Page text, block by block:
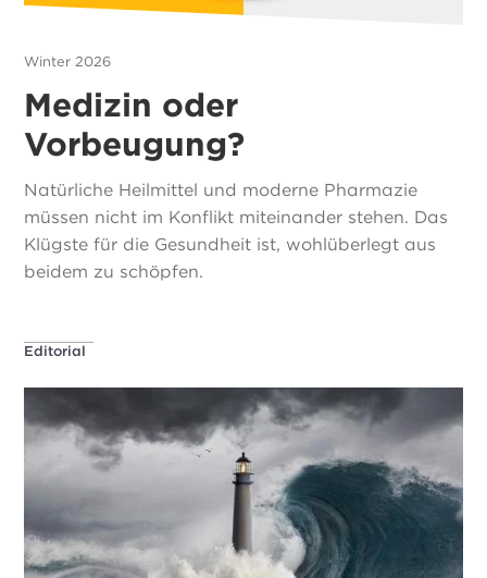
Winter 2026
Medizin oder
Vorbeugung?
Natürliche Heilmittel und moderne Pharmazie
müssen nicht im Konflikt miteinander stehen. Das
Klügste für die Gesundheit ist, wohlüberlegt aus
beidem zu schöpfen.
Editorial